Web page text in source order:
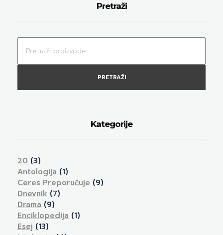
Pretraži
PRETRAŽI
Kategorije
20 (3)
Antologija (1)
Ceres Preporučuje (9)
Dnevnik (7)
Drama (9)
Enciklopedija (1)
Esej (13)